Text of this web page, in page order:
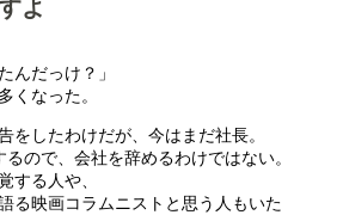
よ
んだっけ？」
くなった。
をしたわけだが、今はまだ社長。
ので、会社を辞めるわけではない。
する人や、
る映画コラムニストと思う人もいた